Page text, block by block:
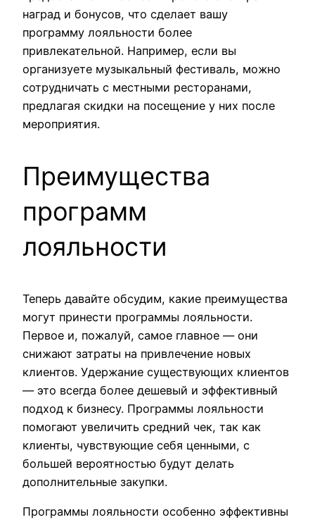
наград и бонусов, что сделает вашу
программу лояльности более
привлекательной. Например, если вы
организуете музыкальный фестиваль, можно
сотрудничать с местными ресторанами,
предлагая скидки на посещение у них после
мероприятия.
Преимущества
программ
лояльности
Теперь давайте обсудим, какие преимущества
могут принести программы лояльности.
Первое и, пожалуй, самое главное — они
снижают затраты на привлечение новых
клиентов. Удержание существующих клиентов
— это всегда более дешевый и эффективный
подход к бизнесу. Программы лояльности
помогают увеличить средний чек, так как
клиенты, чувствующие себя ценными, с
большей вероятностью будут делать
дополнительные закупки.
Программы лояльности особенно эффективны